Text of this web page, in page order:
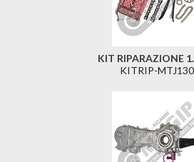
KIT RIPARAZIONE
KITRIP-